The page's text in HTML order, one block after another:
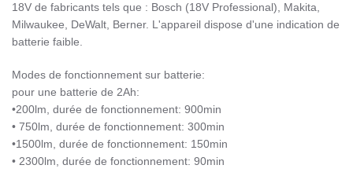
18V de fabricants tels que : Bosch (18V Professional), Makita,
Milwaukee, DeWalt, Berner. L'appareil dispose d'une indication de
batterie faible.
Modes de fonctionnement sur batterie:
pour une batterie de 2Ah:
•200lm, durée de fonctionnement: 900min
• 750lm, durée de fonctionnement: 300min
•1500lm, durée de fonctionnement: 150min
• 2300lm, durée de fonctionnement: 90min